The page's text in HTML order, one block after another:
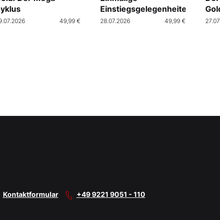
49,99 €
Einstiegsgelegenheiten
28.07.2026 49,99 €
Kontaktformular +49 9221 9051 - 110